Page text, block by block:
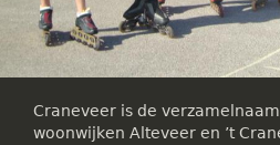
Craneveer is de
woonwijken Alteveer en ’t